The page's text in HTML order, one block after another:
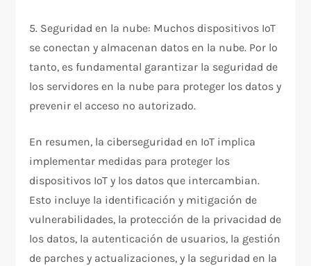
5. Seguridad en la nube: Muchos dispositivos IoT
se conectan y almacenan datos en la nube. Por lo
tanto, es fundamental garantizar la seguridad de
los servidores en la nube para proteger los datos y
prevenir el acceso no autorizado.
En resumen, la ciberseguridad en IoT implica
implementar medidas para proteger los
dispositivos IoT y los datos que intercambian.
Esto incluye la identificación y mitigación de
vulnerabilidades, la protección de la privacidad de
los datos, la autenticación de usuarios, la gestión
de parches y actualizaciones, y la seguridad en la